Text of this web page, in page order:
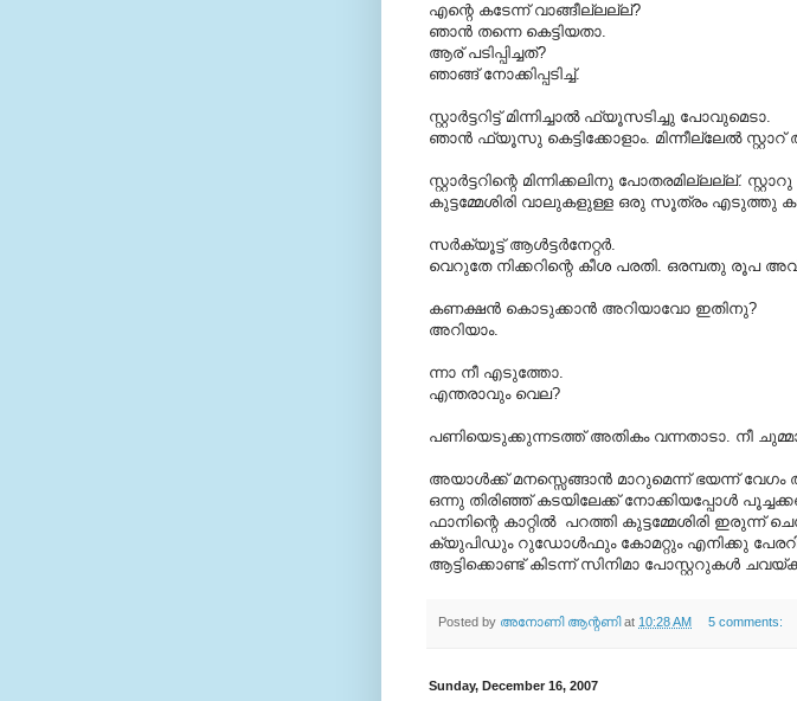
എന്റെ കടേന്ന് വാങ്ങീല്ലല്ല്?
ഞാന്‍ തന്നെ കെട്ടിയതാ.
ആര്‌ പടിപ്പിച്ചത്?
ഞാങ്ങ് നോക്കിപ്പടിച്ച്.
സ്റ്റാര്‍ട്ടറിട്ട് മിന്നിച്ചാല്‍ ഫ്യൂസടിച്ചു പോവുമെടാ.
ഞാന്‍ ഫ്യൂസു കെട്ടിക്കോളാം. മിന്നീല്ലേല്‍
സ്റ്റാര്‍ട്ടറിന്റെ മിന്നിക്കലിനു പോതരമില്ലല്ല്.
കുട്ടമ്മേശിരി വാലുകളുള്ള ഒരു സൂത്രം എടുത്തു
സര്‍ക്യൂട്ട് ആള്‍ട്ടര്‍നേറ്റര്‍.
വെറുതേ നിക്കറിന്റെ കീശ പരതി. ഒരമ്പതു രൂപ
കണക്ഷന്‍ കൊടുക്കാന്‍ അറിയാവോ ഇതിനു?
അറിയാം.
ന്നാ നീ എടുത്തോ.
എന്തരാവും വെല?
പണിയെടുക്കുന്നടത്ത് അതികം വന്നതാടാ. നീ
അയാള്‍ക്ക് മനസ്സെങ്ങാന്‍ മാറുമെന്ന് ഭയന്ന്
ഒന്നു തിരിഞ്ഞ് കടയിലേക്ക് നോക്കിയപ്പോള്‍
ഫാനിന്റെ കാറ്റില്‍ ‍ പറത്തി കുട്ടമ്മേശിരി
ക്യുപിഡും റുഡോള്‍ഫും കോമറ്റും എനിക്കു
ആട്ടിക്കൊണ്ട് കിടന്ന് സിനിമാ പോസ്റ്ററുകള്‍
Posted by അനോണി ആന്റണി at 10:28 AM 5 comments:
Sunday, December 16, 2007